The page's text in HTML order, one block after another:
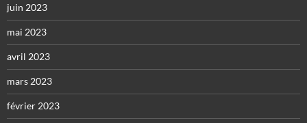
juin 2023
mai 2023
avril 2023
mars 2023
février 2023